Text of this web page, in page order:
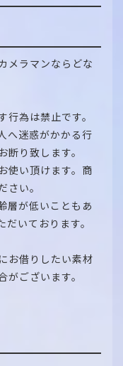
メラマンならどな
為は禁止です。
へ迷惑がかかる行
り致します。
使い頂けます。商
い。
層が低いこともあ
いております。
お借りしたい素材
ございます。